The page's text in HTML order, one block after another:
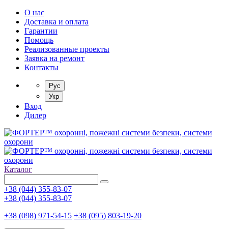
О нас
Доставка и оплата
Гарантии
Помощь
Реализованные проекты
Заявка на ремонт
Контакты
Рус
Укр
Вход
Дилер
Каталог
+38 (044) 355-83-07
+38 (044) 355-83-07
+38 (098) 971-54-15 +38 (095) 803-19-20